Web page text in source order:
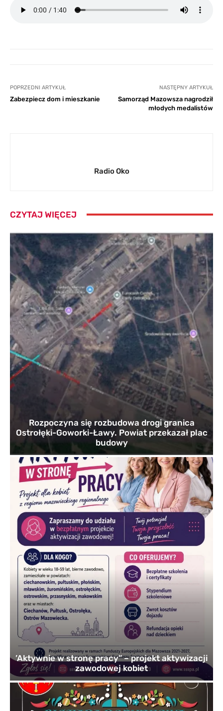
POPRZEDNI ARTYKUŁ
Zabezpiecz dom i mieszkanie
NASTĘPNY ARTYKUŁ
Samorząd Mazowsza nagrodził
młodych medalistów
Radio Oko
CZYTAJ WIĘCEJ
Rozpoczyna się rozbudowa drogi granica
Ostrołęki-Goworki-Ławy. Powiat przekazał plac
budowy
’Aktywnie w stronę pracy” – projekt aktywizacji
zawodowej kobiet